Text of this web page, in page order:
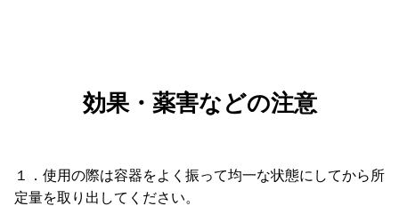
効果・薬害などの注意
１．使用の際は容器をよく振って均一な状態にしてから所
定量を取り出してください。